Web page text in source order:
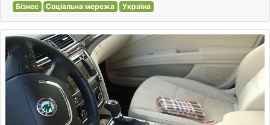
Бізнес Соціальна мережа Україна